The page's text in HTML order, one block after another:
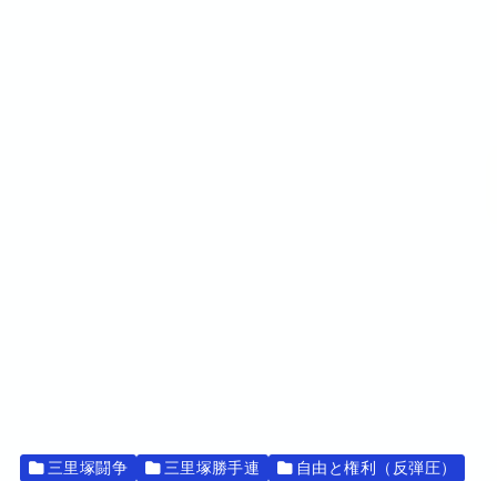
三里塚闘争 三里塚勝手連
自由と権利（反弾圧）